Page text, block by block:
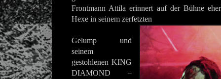
Frontmann Attila erinnert auf der Bühne
Hexe in seinem zerfetzten
Gelump und
seinem
gestohlenen KING
DIAMOND –